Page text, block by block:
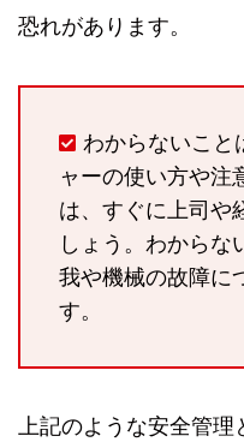
恐れがあります。
わからないこと
ャーの使い方や注
は、すぐに上司や
しょう。わからな
我や機械の故障に
す。
上記のような安全管